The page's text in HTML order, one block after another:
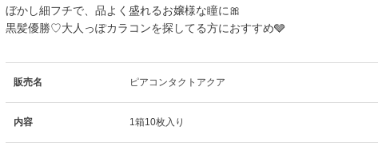
ぼかし細フチで、品よく盛れるお嬢様な瞳に🎀
黒髪優勝♡大人っぽカラコンを探してる方におすすめ🩶
販売名 ピアコンタクトアクア
内容 1箱10枚入り